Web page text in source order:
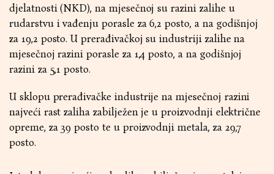
djelatnosti (NKD), na mjesečnoj su razini zalihe u
rudarstvu i vađenju porasle za 6,2 posto, a na godišnjoj
za 19,2 posto. U prerađivačkoj su industriji zalihe na
mjesečnoj razini porasle za 1,4 posto, a na godišnjoj
razini za 5,1 posto.
U sklopu prerađivačke industrije na mjesečnoj razini
najveći rast zaliha zabilježen je u proizvodnji električne
opreme, za 39 posto te u proizvodnji metala, za 29,7
posto.